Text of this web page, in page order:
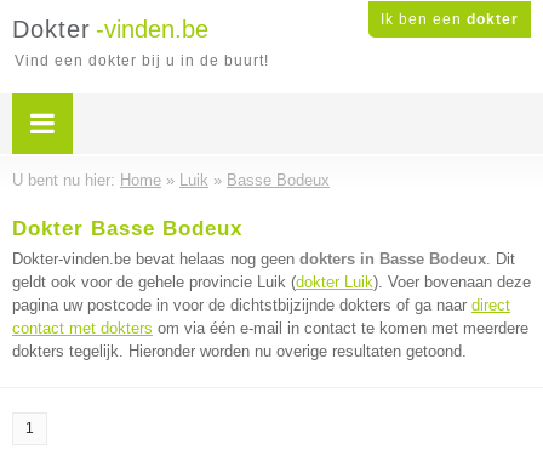
Ik ben een dokter
Dokter -vinden.be
Vind een dokter bij u in de buurt!
U bent nu hier: Home » Luik » Basse Bodeux
Dokter Basse Bodeux
Dokter-vinden.be bevat helaas nog geen dokters in Basse Bodeux. Dit
geldt ook voor de gehele provincie Luik (dokter Luik). Voer bovenaan deze
pagina uw postcode in voor de dichtstbijzijnde dokters of ga naar direct
contact met dokters om via één e-mail in contact te komen met meerdere
dokters tegelijk. Hieronder worden nu overige resultaten getoond.
1